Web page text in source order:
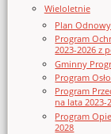
Wieloletnie
Plan
Program
2023-2026 z
Gminny
Program
Program
na lata 2023-
Program
2028